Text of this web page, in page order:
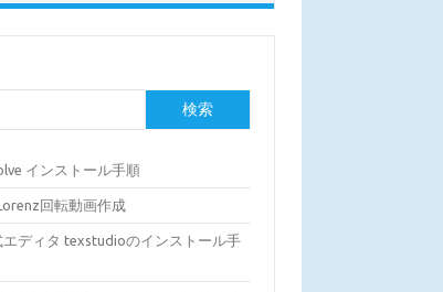
検索
インストール手順
回転動画作成
エディタ texstudioのインストール手